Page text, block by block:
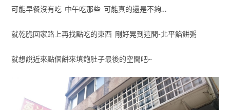
可能早餐沒有吃 中午吃那些 可能真的還是不夠…
就乾脆回家路上再找點吃的東西 剛好晃到這間-北平餡餅粥
就想說近來點個餅來填飽肚子最後的空間吧~